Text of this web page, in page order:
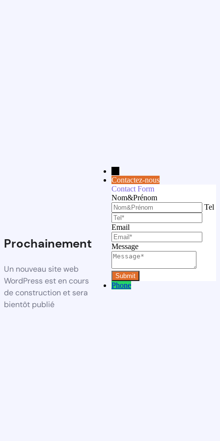
Prochainement
Un nouveau site web
WordPress est en cours
de construction et sera
bientôt publié
Contactez-nous
Contact Form
Nom&Prénom
Tel
Email
Message
Phone